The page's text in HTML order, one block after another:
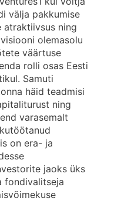
välja pakkumise
atraktiivsus ning
olemasolu
väärtuse
rolli osas Eesti
Samuti
häid teadmisi
ning
varasemalt
on era- ja
jaoks üks
fondivalitseja